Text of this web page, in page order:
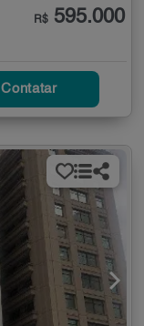
R$ 595.000
Contatar